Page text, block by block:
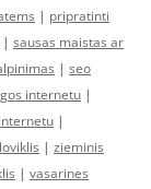
| pripratinti
| sausas maistas ar
| seo
internetu |
|
| zieminis
| vasarines